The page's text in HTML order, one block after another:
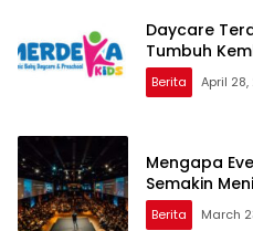
Daycare
Tumbuh
Berita April
Mengapa
Semakin
Berita March